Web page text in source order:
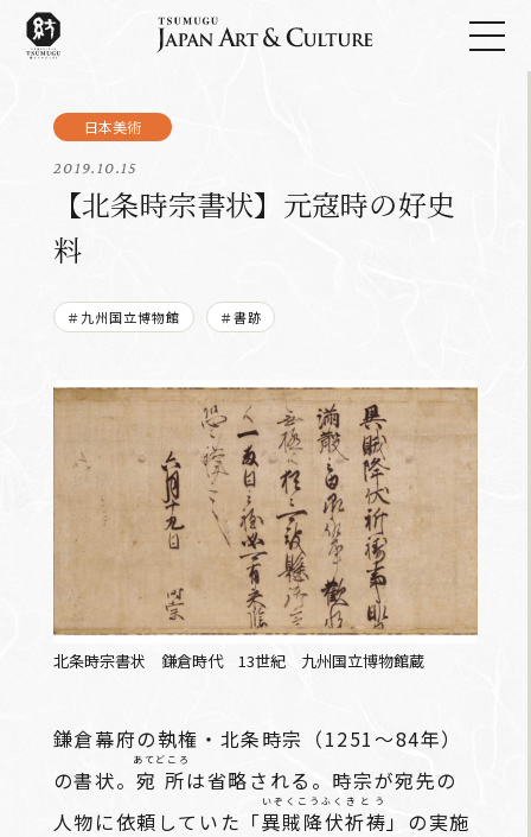
2019.10.15
【北条時宗書状】元寇時の好史
料
＃九州国立博物館 ＃書跡
北条時宗書状 鎌倉時代 13世紀 九州国立博物館蔵
鎌倉幕府の執権・北条時宗（1251～84年）
の書状。宛所
あてどころ
は省略される。時宗が宛先の
人物に依頼していた「異賊降伏
いぞくこうふく
祈祷
きとう
」の実施